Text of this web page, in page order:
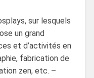
sur lesquels
un grand
et d’activités en
fabrication de
zen, etc. –